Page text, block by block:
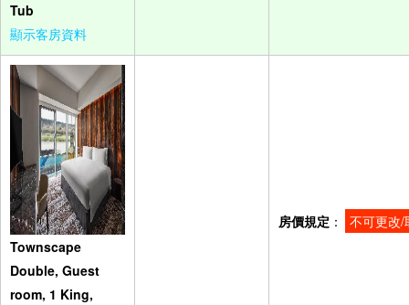
Tub
顯示客房資料
Townscape
Double, Guest
room, 1 King,
房價規定 ： 不可更改/